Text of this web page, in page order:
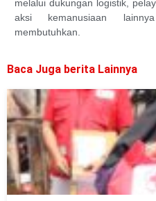
melalui dukungan logistik,
aksi kemanusiaan
membutuhkan.
Baca Juga berita Lainnya